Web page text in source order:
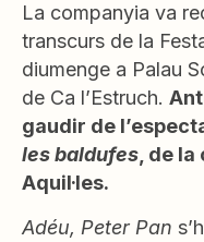
La companyia va
transcurs de la
diumenge a Palau
de Ca l’Estruch.
gaudir de
les baldufes, de la
Aquil·les.
Adéu, Peter Pan